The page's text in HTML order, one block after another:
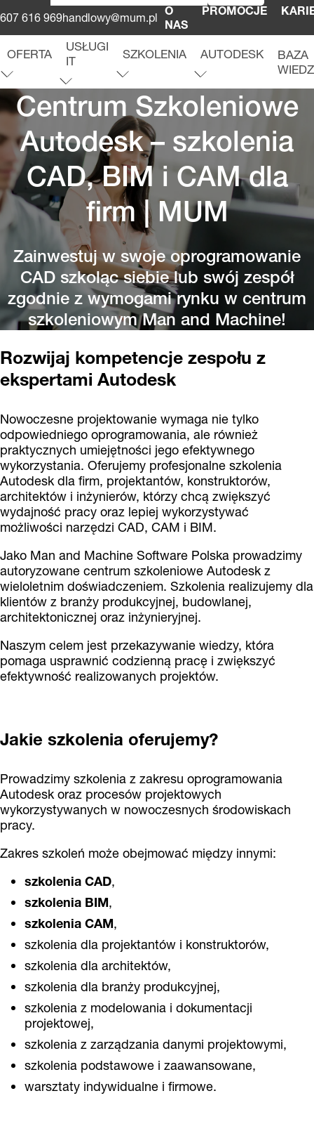
607 616 969handlowy@mum.pl O
NAS
PROMOCJE
OFERTA
USŁUGI
IT
U
s
ł
u
g
i
I
T
r
o
z
w
i
ń
m
e
n
u
SZKOLENIA
S
z
k
o
l
e
n
i
a
r
o
z
w
i
ń
m
e
n
u
AUTODESK
A
u
t
o
d
e
s
k
r
o
z
w
i
ń
m
e
n
u
BAZA
u
Centrum Szkoleniowe
Autodesk – szkolenia
CAD, BIM i CAM dla
firm | MUM
Zainwestuj w swoje oprogramowanie
CAD szkoląc siebie lub swój zespół
zgodnie z wymogami rynku w centrum
szkoleniowym Man and Machine!
Rozwijaj kompetencje zespołu z
ekspertami Autodesk
Nowoczesne projektowanie wymaga nie tylko
odpowiedniego oprogramowania, ale również
praktycznych umiejętności jego efektywnego
wykorzystania. Oferujemy profesjonalne szkolenia
Autodesk dla firm, projektantów, konstruktorów,
architektów i inżynierów, którzy chcą zwiększyć
wydajność pracy oraz lepiej wykorzystywać
możliwości narzędzi CAD, CAM i BIM.
Jako Man and Machine Software Polska prowadzimy
autoryzowane centrum szkoleniowe Autodesk z
wieloletnim doświadczeniem. Szkolenia realizujemy dla
klientów z branży produkcyjnej, budowlanej,
architektonicznej oraz inżynieryjnej.
Naszym celem jest przekazywanie wiedzy, która
pomaga usprawnić codzienną pracę i zwiększyć
efektywność realizowanych projektów.
Jakie szkolenia oferujemy?
Prowadzimy szkolenia z zakresu oprogramowania
Autodesk oraz procesów projektowych
wykorzystywanych w nowoczesnych środowiskach
pracy.
Zakres szkoleń może obejmować między innymi:
szkolenia CAD,
szkolenia BIM,
szkolenia CAM,
szkolenia dla projektantów i konstruktorów,
szkolenia dla architektów,
szkolenia dla branży produkcyjnej,
szkolenia z modelowania i dokumentacji
projektowej,
szkolenia z zarządzania danymi projektowymi,
szkolenia podstawowe i zaawansowane,
warsztaty indywidualne i firmowe.